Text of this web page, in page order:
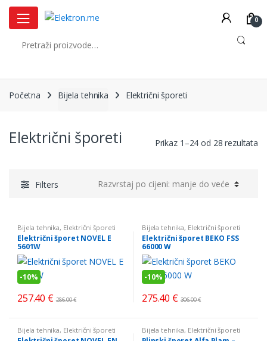
Skip
Skip
0
Početna Bijela tehnika Električni šporeti
Električni šporeti Prikaz 1–24 od 28 rezultata
Filters
Bijela tehnika, Električni šporeti
Električni šporet NOVEL E
5601W
-10%
257.40 € 286.00€
Bijela tehnika, Električni šporeti
Električni šporet BEKO FSS
66000 W
-10%
275.40 € 306.00€
Bijela tehnika, Električni šporeti Bijela tehnika, Električni šporeti